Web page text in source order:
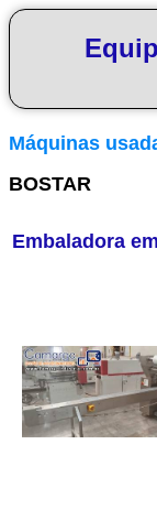
Máquinas
BOSTAR
Embaladora